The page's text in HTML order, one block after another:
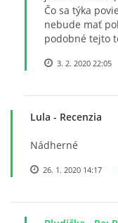
Čo sa týka
nebude mať
podobné tejto
3. 2. 2020 22:05
Lula - Recenzia
Nádherné
26. 1. 2020 14:17